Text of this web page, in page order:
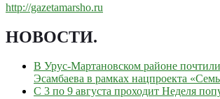
http://gazetamarsho.ru
НОВОСТИ.
В Урус-Мартановском районе
Эсамбаева в рамках нацпроекта
С 3 по 9 августа проходит Неделя